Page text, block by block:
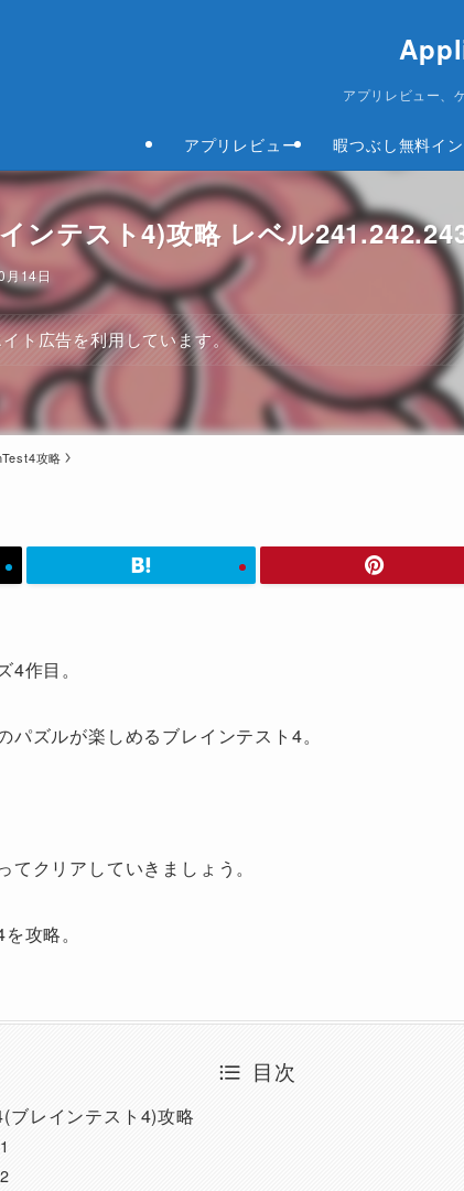
アプリレビュー、
アプリレビュー 暇つぶし無料イ
ンテスト4)攻略 レベル
14日
ト広告を利用しています。
攻略
作目。
パズルが楽しめるブレインテスト4。
クリアしていきましょう。
攻略。
目次
ブレインテスト4)攻略